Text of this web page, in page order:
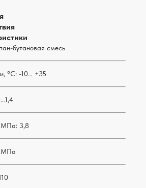
бутановая смесь
°С: -10… +35
МПа: 3,8
МПа